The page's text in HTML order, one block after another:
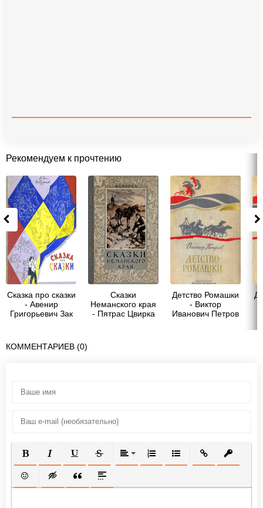
Рекомендуем к прочтению
Сказка про сказки
- Авенир
Григорьевич Зак
Сказки
Неманского края
- Пятрас Цвирка
Детство Ромашки
- Виктор
Иванович Петров
КОММЕНТАРИЕВ (0)
ПОЛУЖИРНЫЙ
КУРСИВПОДЧЕРКНУТЫЙ
ЗАЧЕРКНУТЫЙВЫРАВНИВАНИЕ
НУМЕРОВАННЫЙ СПИСОК
МАРКИРОВАННЫЙ
ВСТАВИТЬ
ВСТАВИТЬ СМАЙЛИК
ВСТАВКА СКРЫТОГО ТЕКСТА
ВСТАВКА ЦИТАТЫ
ВСТАВКА СПОЙЛЕРА